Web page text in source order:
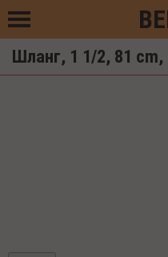
Шланг, 1 1/2, 81 cm,